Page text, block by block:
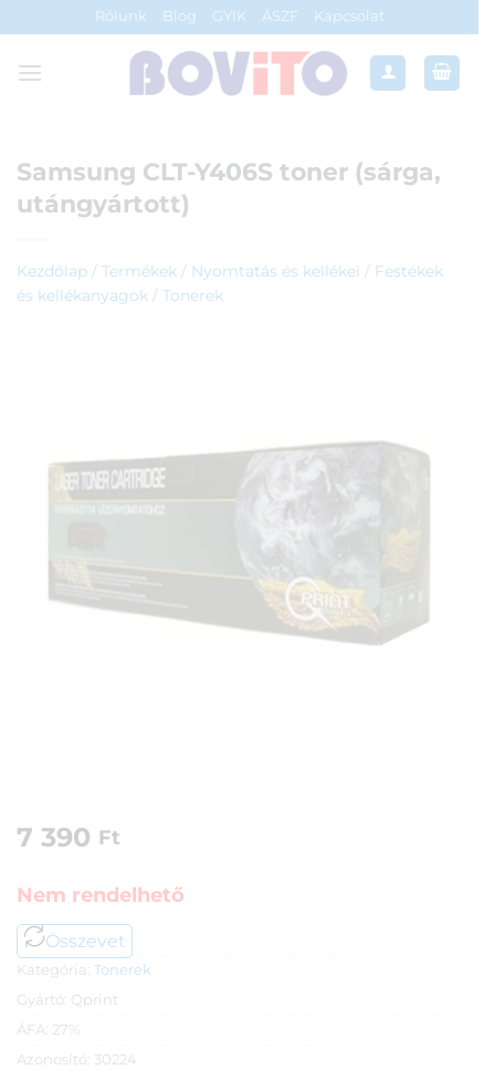
to
content
Rólunk Blog GYIK ÁSZF Kapcsolat
Samsung CLT-Y406S toner (sárga,
utángyártott)
Kezdőlap / Termékek / Nyomtatás és kellékei / Festékek
és kellékanyagok / Tonerek
7 390 Ft
Nem rendelhető
Összevet
Kategória: Tonerek
Gyártó: Qprint
ÁFA: 27%
Azonosító: 30224